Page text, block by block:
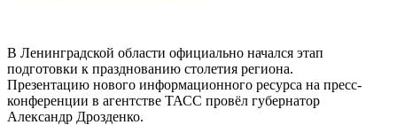
В Ленинградской области официально начался этап
подготовки к празднованию столетия региона.
Презентацию нового информационного ресурса на пресс-
конференции в агентстве ТАСС провёл губернатор
Александр Дрозденко.